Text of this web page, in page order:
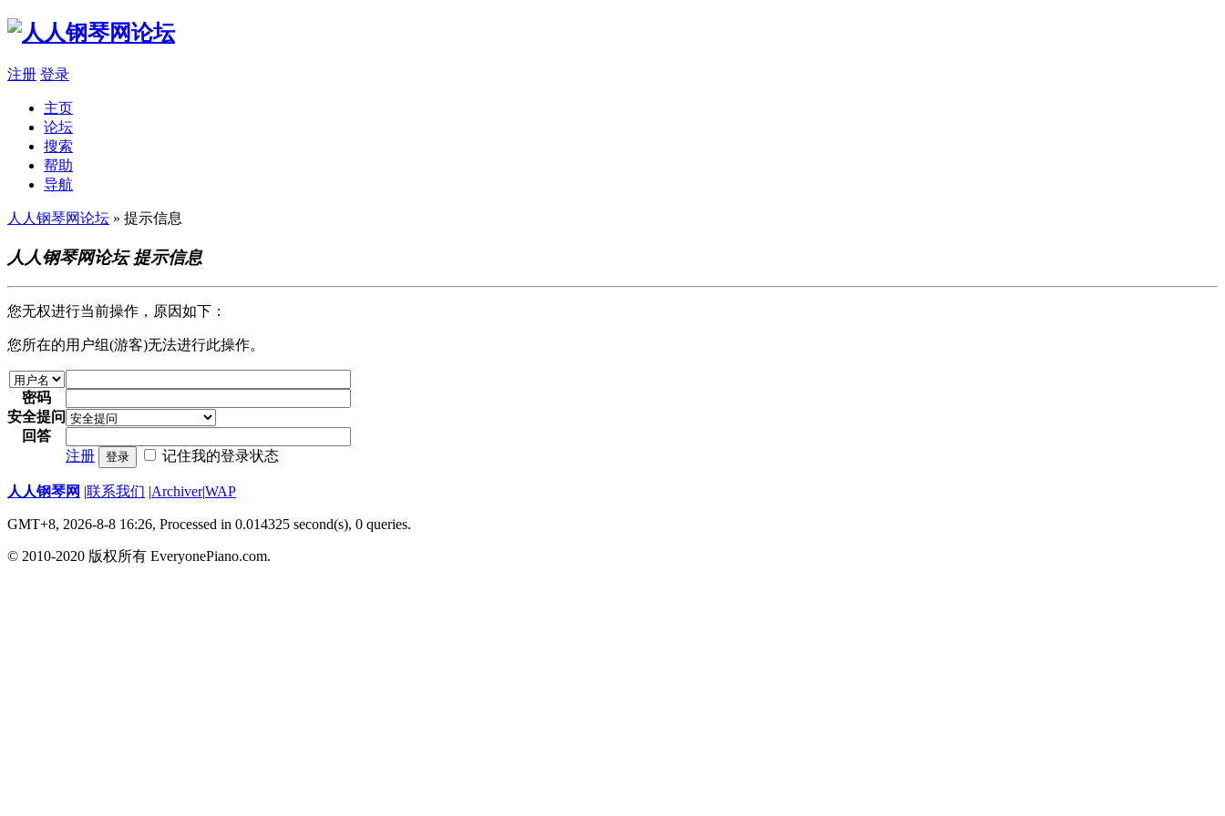
注册 登录
主页
论坛
搜索
帮助
导航
人人钢琴网论坛 » 提示信息
人人钢琴网论坛 提示信息
您无权进行当前操作，原因如下：
您所在的用户组(游客)无法进行此操作。
密码
安全提问
回答
注册
登录 记住我的登录状态
人人钢琴网 |联系我们 |Archiver|WAP
GMT+8, 2026-8-8 16:26, Processed in 0.014325 second(s), 0 queries.
© 2010-2020 版权所有 EveryonePiano.com.